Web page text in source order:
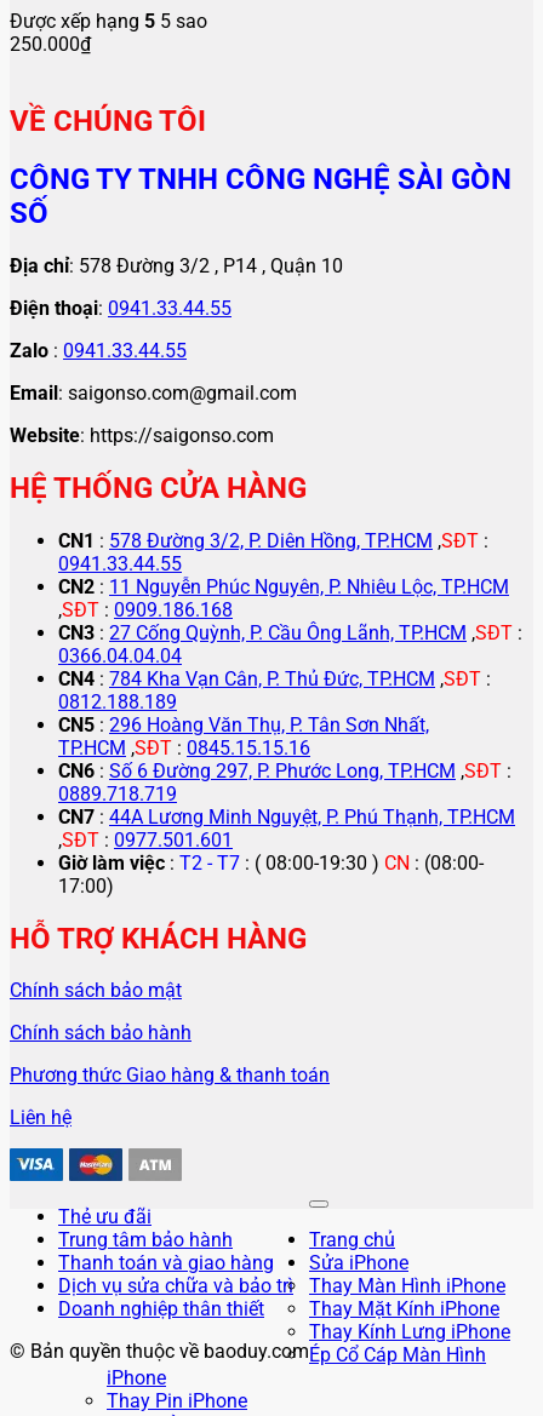
Được xếp hạng 5 5 sao
250.000₫
VỀ CHÚNG TÔI
CÔNG TY TNHH CÔNG NGHỆ SÀI GÒN
SỐ
Địa chỉ: 578 Đường 3/2 , P14 , Quận 10
Điện thoại: 0941.33.44.55
Zalo : 0941.33.44.55
Email: saigonso.com@gmail.com
Website: https://saigonso.com
HỆ THỐNG CỬA HÀNG
CN1 : 578 Đường 3/2, P. Diên Hồng, TP.HCM ,SĐT :
0941.33.44.55
CN2 : 11 Nguyễn Phúc Nguyên, P. Nhiêu Lộc, TP.HCM
,SĐT : 0909.186.168
CN3 : 27 Cống Quỳnh, P. Cầu Ông Lãnh, TP.HCM ,SĐT :
0366.04.04.04
CN4 : 784 Kha Vạn Cân, P. Thủ Đức, TP.HCM ,SĐT :
0812.188.189
CN5 : 296 Hoàng Văn Thụ, P. Tân Sơn Nhất,
TP.HCM ,SĐT : 0845.15.15.16
CN6 : Số 6 Đường 297, P. Phước Long, TP.HCM ,SĐT :
0889.718.719
CN7 : 44A Lương Minh Nguyệt, P. Phú Thạnh, TP.HCM
,SĐT : 0977.501.601
Giờ làm việc : T2 - T7 : ( 08:00-19:30 ) CN : (08:00-
17:00)
HỖ TRỢ KHÁCH HÀNG
Chính sách bảo mật
Chính sách bảo hành
Phương thức Giao hàng & thanh toán
Liên hệ
Thẻ ưu đãi
Trung tâm bảo hành
Thanh toán và giao hàng
Dịch vụ sửa chữa và bảo trì
Doanh nghiệp thân thiết
© Bản quyền thuộc về baoduy.com
Trang chủ
Sửa iPhone
Thay Màn Hình iPhone
Thay Mặt Kính iPhone
Thay Kính Lưng iPhone
Ép Cổ Cáp Màn Hình
iPhone
Thay Pin iPhone